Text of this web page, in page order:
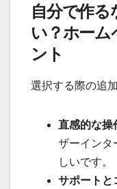
自分で作
い？ホーム
ント
選択する際の追
直感的な操
ザーインタ
しいです。
サポートと